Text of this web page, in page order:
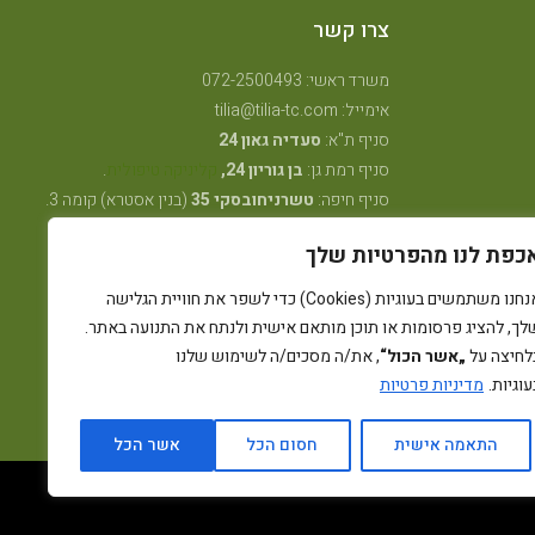
לנו מהפרטיות שלך
אנחנו משתמשים בעוגיות (Cookies) כדי לשפר את חוויית הגלישה
להציג פרסומות או תוכן מותאם אישית ולנתח את התנועה באתר.
על„אשר הכול“, את/ה מסכים/ה לשימוש שלנו
מדיניות פרטיות
התאמה אישית חסום הכל אשר הכל
צרו קשר
משרד ראשי: 072-2500493
אימייל: tilia@tilia-tc.com
סניף ת"א: סעדיה גאון 24
סניף רמת גן: בן גוריון 24,
.
סניף חיפה: טשרניחובסקי 35
(בנין אסטרא) קומה 3.
פילאטיס)
סניף קיבוץ אלונים:ליד מרכז אלון(בבית הדורות)
סניף באר שבע: מרדכי מקלף 62 (מאוחדת שכונה ו׳
החדשה)